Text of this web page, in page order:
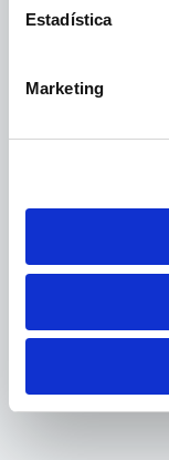
Estadística
Marketing